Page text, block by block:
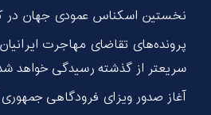
نخستین اسکناس عمودی جهان در
پرونده‌های تقاضای مهاجرت ایرانیان
سریعتر از گذشته رسیدگی خواهد
آغاز صدور ویزای فرودگاهی جمهوری